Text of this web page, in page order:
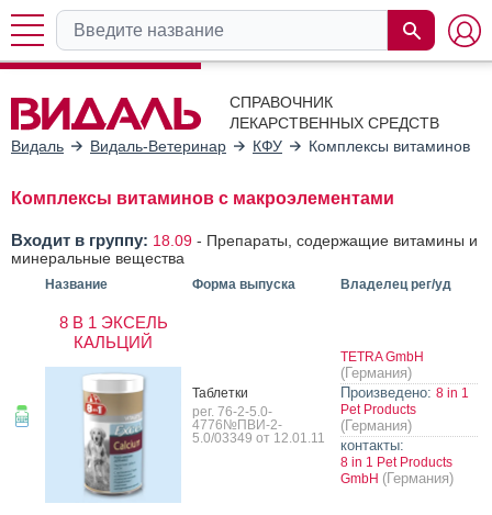
СПРАВОЧНИК
ЛЕКАРСТВЕННЫХ СРЕДСТВ
Видаль
Видаль-Ветеринар КФУ Комплексы витаминов с
Комплексы витаминов с макроэлементами
Входит в группу: 18.09 - Препараты, содержащие витамины и
минеральные вещества
Название Форма выпуска Владелец рег/уд
8 В 1 ЭКСЕЛЬ
КАЛЬЦИЙ
Таб­летки
рег. 76-2-5.0-
4776№ПВИ-2-
5.0/03349 от 12.01.11
TETRA GmbH
(Германия)
Произведено: 8 in 1
Pet Products
(Германия)
контакты:
8 in 1 Pet Products
GmbH (Германия)